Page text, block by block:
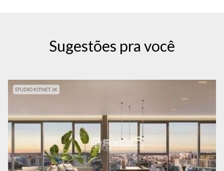
Sugestões pra você
STUDIO KITNET JK